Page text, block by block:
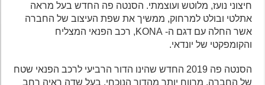
חיצוני נועז, מלוטש ועוצמתי. הסנטה פה החדש בעל מראה
אתלטי ובולט למרחוק, ממשיך את שפת העיצוב של החברה
אשר החלה עם דגם ה- KONA, רכב הפנאי המצליח
והקומפקטי של יונדאי.
הסנטה פה 2019 החדש שהינו הדור הרביעי לרכב הפנאי שטח
של החברה, מרווח יותר מהדור הנוכחי, בעל שדה ראיה רחב